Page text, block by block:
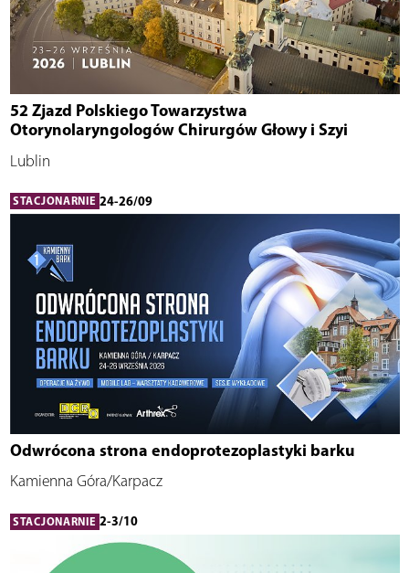
52 Zjazd Polskiego Towarzystwa
Otorynolaryngologów Chirurgów Głowy i Szyi
Lublin
STACJONARNIE 24-26/09
Odwrócona strona endoprotezoplastyki barku
Kamienna Góra/Karpacz
STACJONARNIE 2-3/10